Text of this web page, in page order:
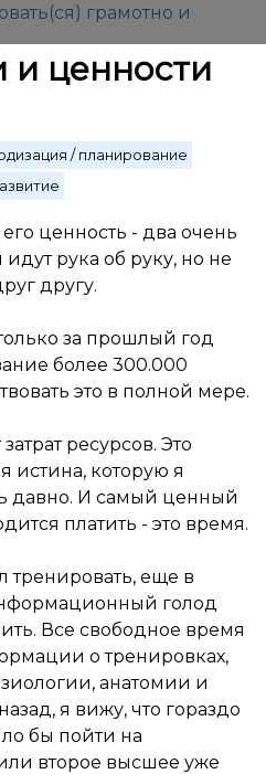
грамотно и
и ценности
/ планирование
ценность - два очень
рука об руку, но не
другу.
за прошлый год
более 300.000
это в полной мере.
ресурсов. Это
истина, которую я
давно. И самый ценный
платить - это время.
тренировать, еще в
голод
Все свободное время
о тренировках,
анатомии и
я вижу, что гораздо
бы пойти на
второе высшее уже